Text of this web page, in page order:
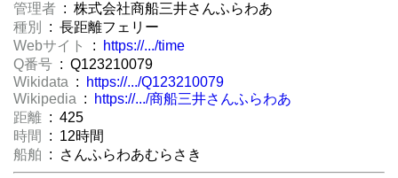
管理者 : 株式会社商船三井さんふらわあ
種別
: 長距離フェリー
Webサイト
:
https://.../time
Q番号 : Q123210079
Wikidata :
https://.../Q123210079
Wikipedia :
https://.../商船三井さんふらわあ
距離 : 425
時間
: 12時間
船舶 : さんふらわあむらさき